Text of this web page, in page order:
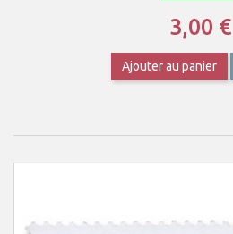
3,00 €
Ajouter au panier